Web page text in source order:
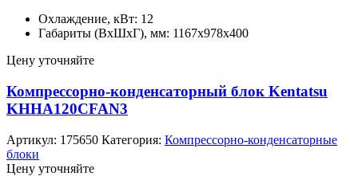
Охлаждение, кВт: 12
Габариты (ВхШхГ), мм: 1167x978x400
Цену уточняйте
Компрессорно-конденсаторный блок Kentatsu
KHHA120CFAN3
Артикул: 175650 Категория: Компрессорно-конденсаторные
блоки
Цену уточняйте